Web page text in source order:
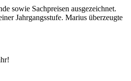
sowie Sachpreisen ausgezeichnet.
Jahrgangsstufe. Marius überzeugte